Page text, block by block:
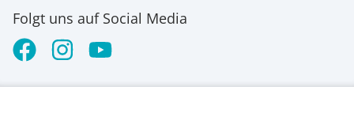
Folgt uns auf Social Media